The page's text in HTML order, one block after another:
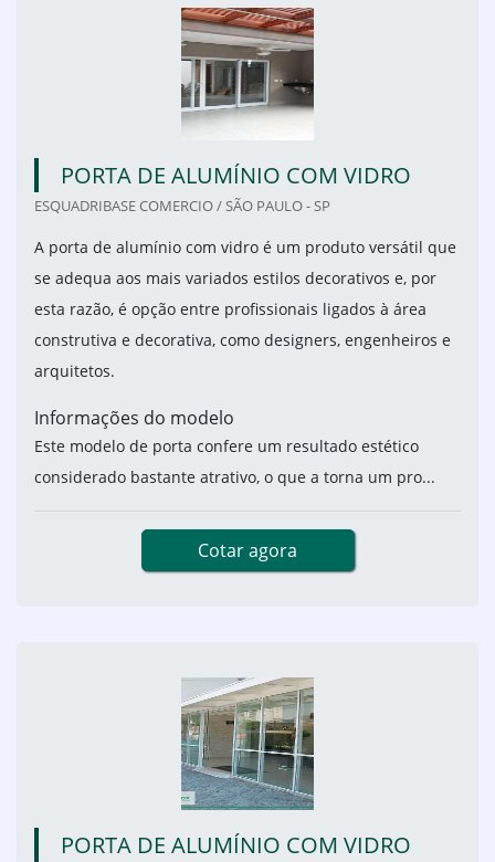
PORTA DE ALUMÍNIO COM VIDRO
ESQUADRIBASE COMERCIO / SÃO PAULO - SP
A porta de alumínio com vidro é um produto versátil que
se adequa aos mais variados estilos decorativos e, por
esta razão, é opção entre profissionais ligados à área
construtiva e decorativa, como designers, engenheiros e
arquitetos.
Informações do modelo
Este modelo de porta confere um resultado estético
considerado bastante atrativo, o que a torna um pro...
Cotar agora
PORTA DE ALUMÍNIO COM VIDRO